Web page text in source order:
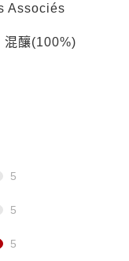
Associés
釀(100%)